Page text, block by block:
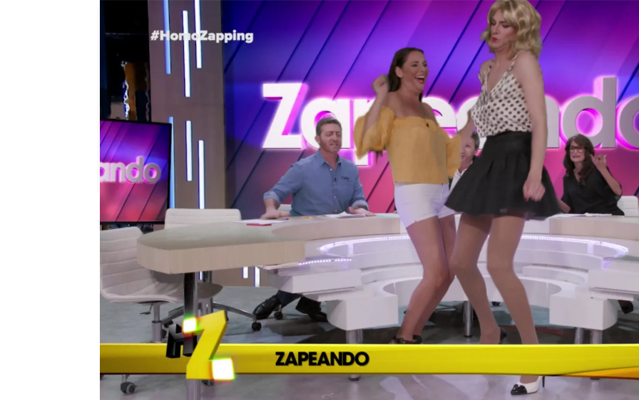
Madrid
Publicado:23 de noviembre de 2020, 14:21
WhatsappFacebook
X
Desde el famoso rosco de'Pasapalabra', a los informativos,
pasando por series como'La casa de papel'
, nadie se ha
librado de las parodias y los scketches de los humoristas de
Homo Zapping.Ana Pastor, Susanna Griso, Matías Prats,
Josep Pedrerol o JuanRa Bonethan protagonizado algunos de
los momentos más divertidos de la televisión.